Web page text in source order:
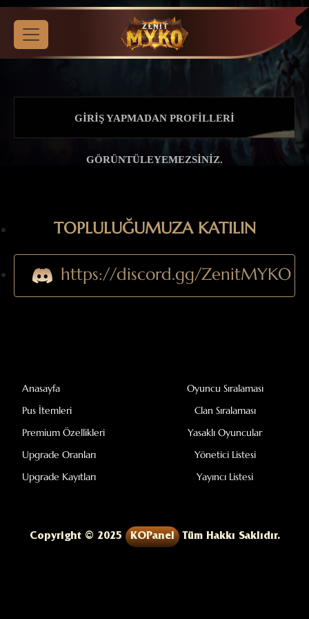
GIRIŞ YAPMADAN PROFILLERI
GÖRÜNTÜLEYEMEZSINIZ.
TOPLULUĞUMUZA KATILIN
https://discord.gg/ZenitMYKO
Anasayfa
Pus İtemleri
Premium Özellikleri
Upgrade Oranları
Upgrade Kayıtları
Oyuncu Sıralaması
Clan Sıralaması
Yasaklı Oyuncular
Yönetici Listesi
Yayıncı Listesi
Copyright © 2025 KOPanel Tüm Hakkı Saklıdır.